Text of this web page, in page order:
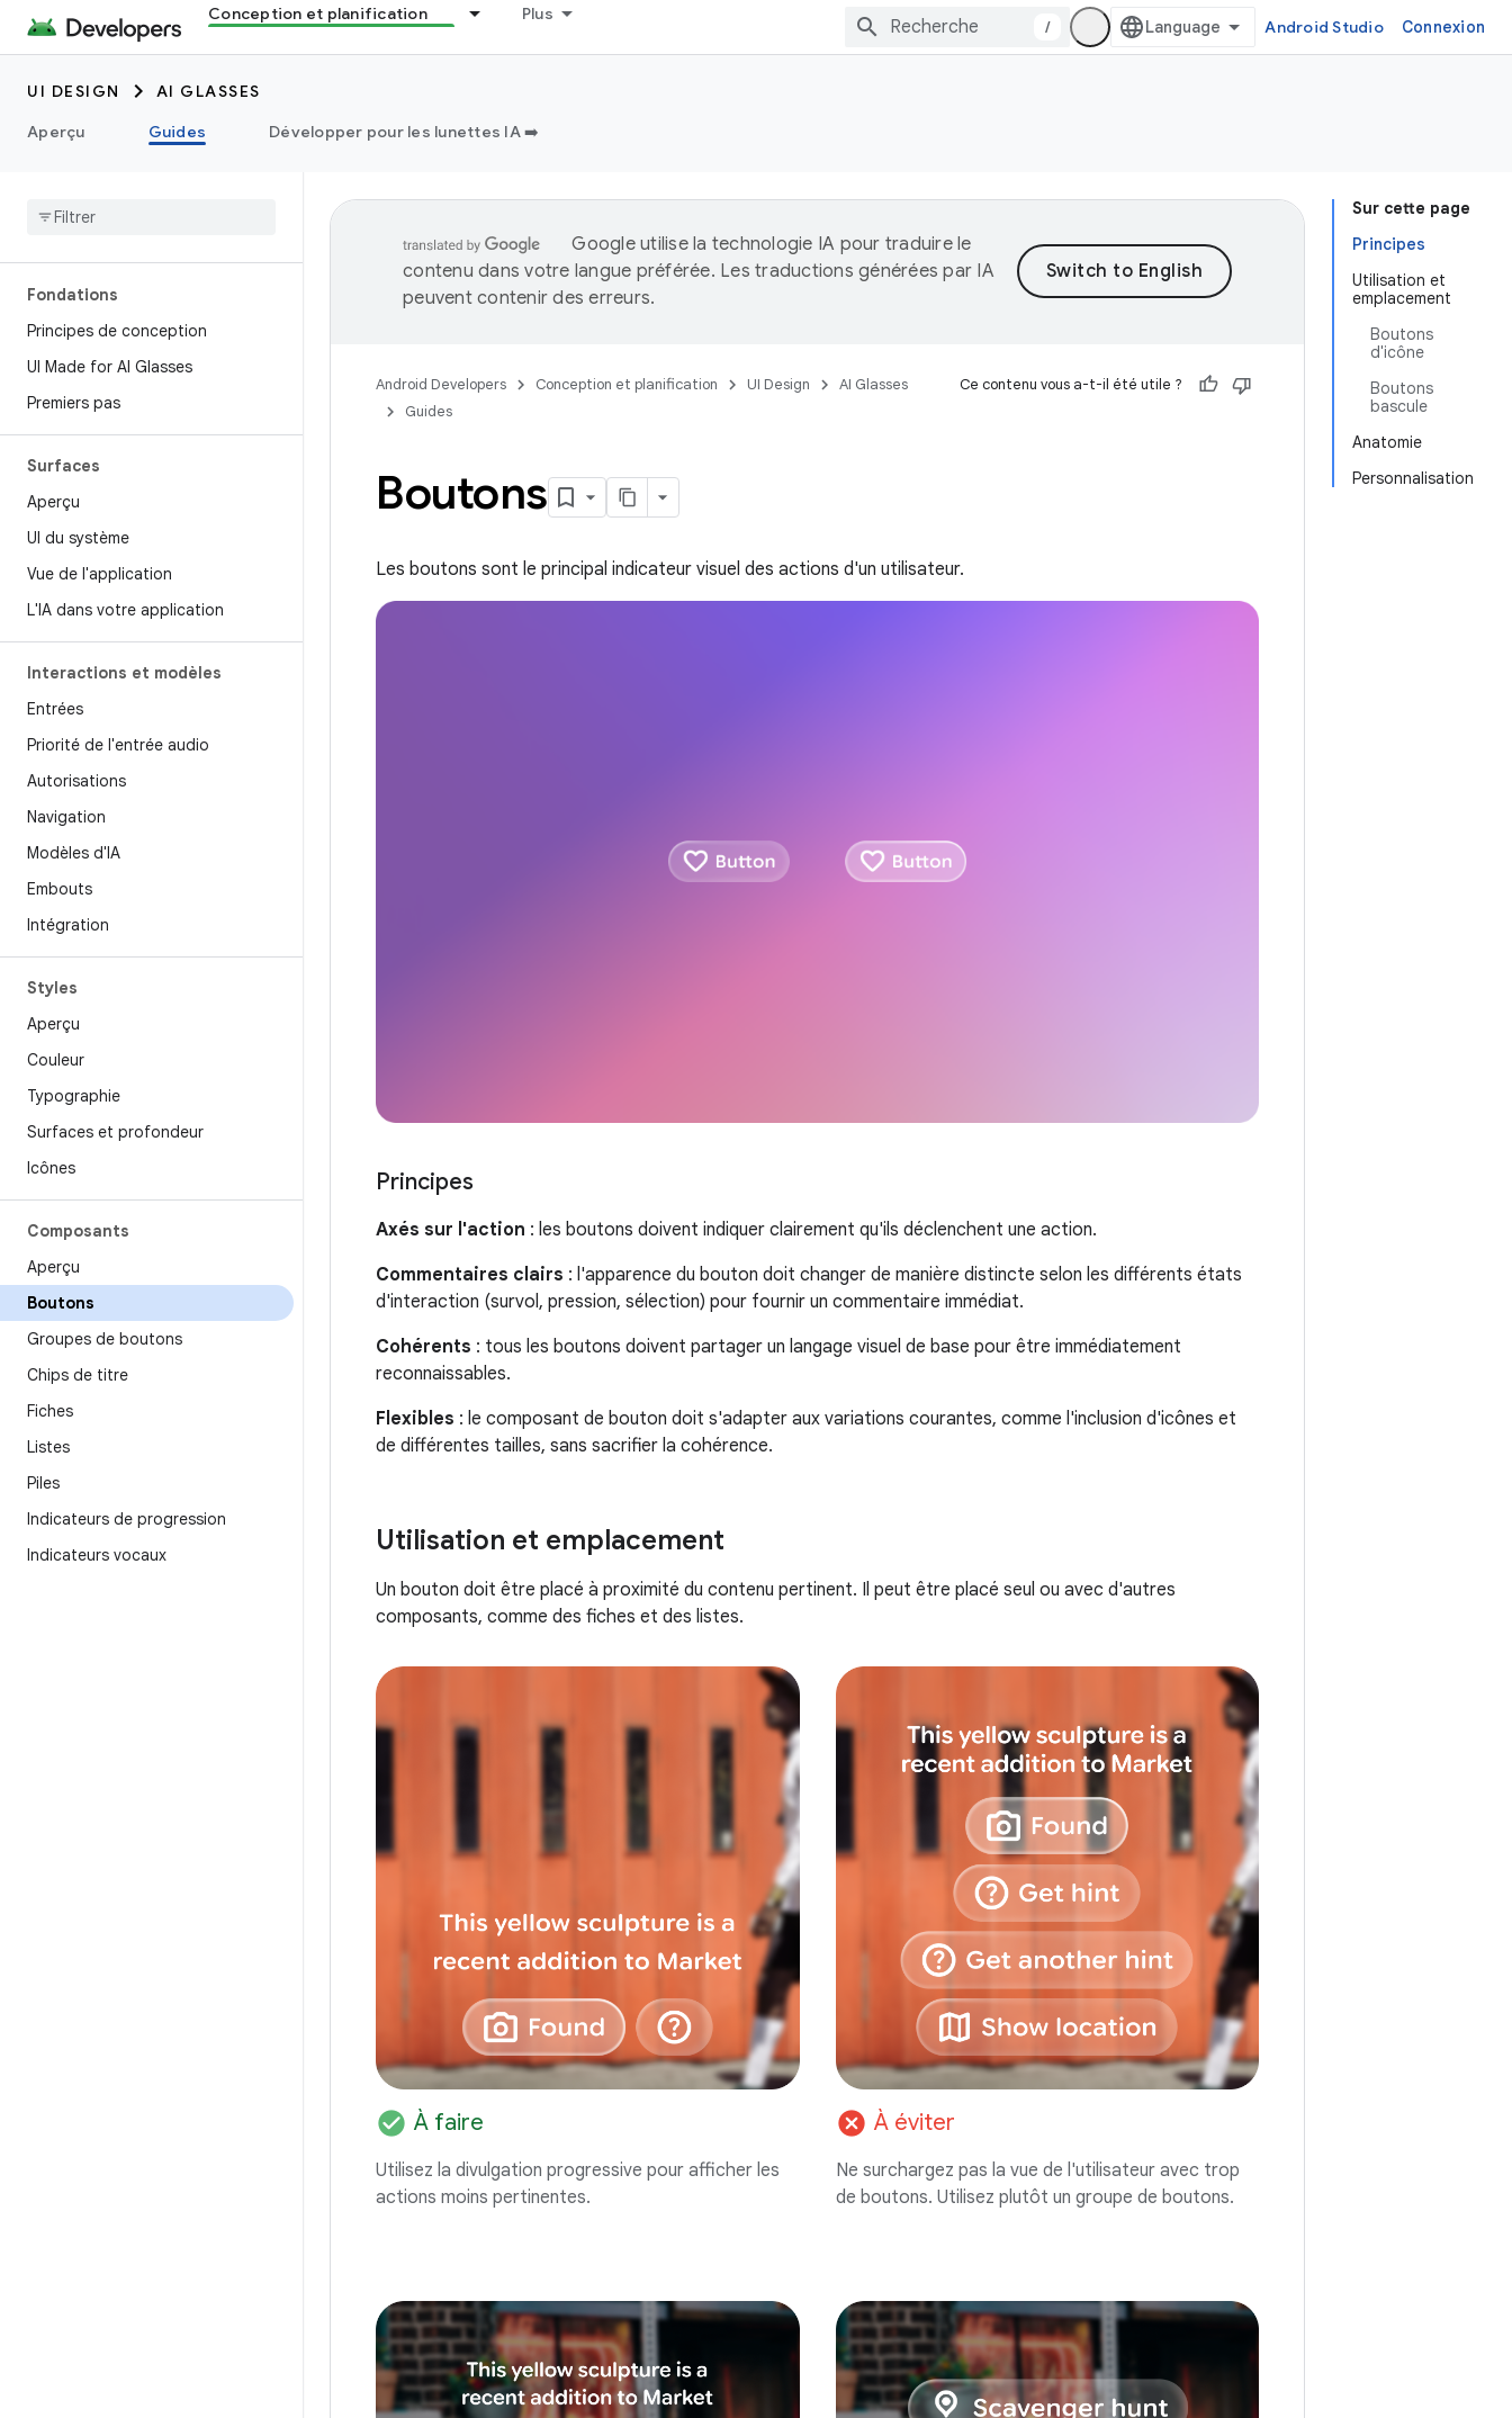
Conception et planification Plus
/ Android Studio Connexion
UI DESIGN
AI GLASSES
Aperçu
Guides Développer pour les lunettes IA ➡️
Fondations
Principes de conception
UI Made for AI Glasses
Premiers pas
Surfaces
Aperçu
UI du système
Vue de l'application
L'IA dans votre application
Interactions et modèles
Entrées
Priorité de l'entrée audio
Autorisations
Navigation
Modèles d'IA
Embouts
Intégration
Styles
Aperçu
Couleur
Typographie
Surfaces et profondeur
Icônes
Composants
Aperçu
Boutons
Groupes de boutons
Chips de titre
Fiches
Listes
Piles
Indicateurs de progression
Indicateurs vocaux
Sur cette page
Principes
Utilisation et
emplacement
Boutons
d'icône
Boutons
bascule
Anatomie
Personnalisation
Google utilise la technologie IA pour traduire le
contenu dans votre langue préférée. Les traductions générées par IA
peuvent contenir des erreurs.
Android Developers Conception et planification UI Design
AI Glasses
Guides
Ce contenu vous a-t-il été utile ?
Boutons
Les boutons sont le principal indicateur visuel des actions d'un utilisateur.
Principes
Axés sur l'action : les boutons doivent indiquer clairement qu'ils déclenchent une action.
Commentaires clairs : l'apparence du bouton doit changer de manière distincte selon les différents états
d'interaction (survol, pression, sélection) pour fournir un commentaire immédiat.
Cohérents : tous les boutons doivent partager un langage visuel de base pour être immédiatement
reconnaissables.
Flexibles : le composant de bouton doit s'adapter aux variations courantes, comme l'inclusion d'icônes et
de différentes tailles, sans sacrifier la cohérence.
Utilisation et emplacement
Un bouton doit être placé à proximité du contenu pertinent. Il peut être placé seul ou avec d'autres
composants, comme des fiches et des listes.
check_circle À faire
Utilisez la divulgation progressive pour afficher les
actions moins pertinentes.
cancel À éviter
Ne surchargez pas la vue de l'utilisateur avec trop
de boutons. Utilisez plutôt un groupe de boutons.